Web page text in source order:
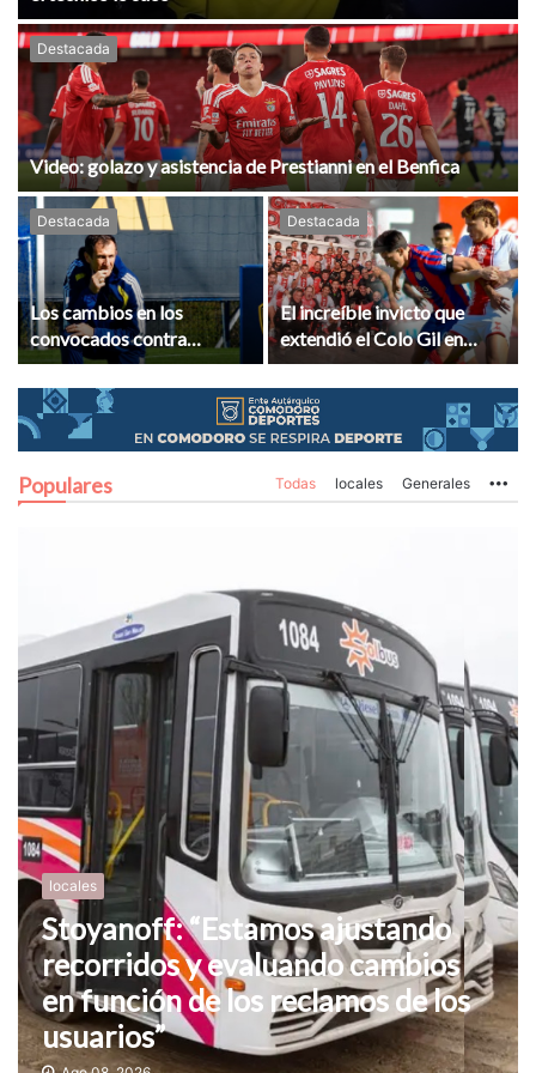
Destacada
Video: golazo y asistencia de Prestianni en el Benfica
Destacada
Los cambios en los
convocados contra
Recoleta que marcan la
exigencia de Arruabarrena
Destacada
El increíble invicto que
extendió el Colo Gil en
clásicos del fútbol
argentino
Populares Todas locales Generales
locales
Stoyanoff: “Estamos ajustando
recorridos y evaluando cambios
en función de los reclamos de los
usuarios”